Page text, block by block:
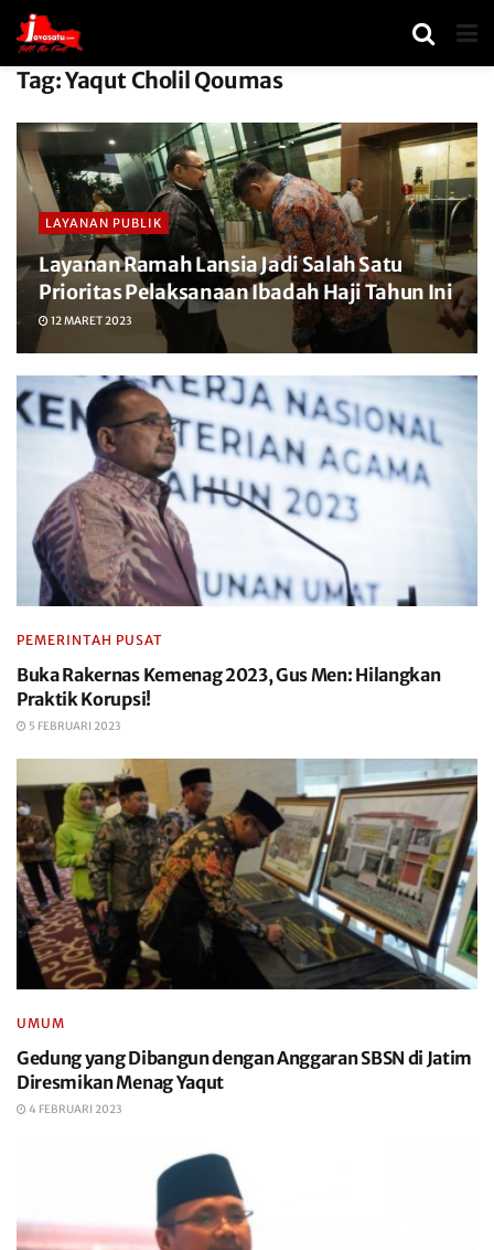
Tag:Yaqut Cholil Qoumas
LAYANAN PUBLIK
Layanan Ramah Lansia Jadi Salah Satu
Prioritas Pelaksanaan Ibadah Haji Tahun Ini
12 MARET 2023
PEMERINTAH PUSAT
Buka Rakernas Kemenag 2023, Gus Men: Hilangkan
Praktik Korupsi!
5 FEBRUARI 2023
UMUM
Gedung yang Dibangun dengan Anggaran SBSN di Jatim
Diresmikan Menag Yaqut
4 FEBRUARI 2023